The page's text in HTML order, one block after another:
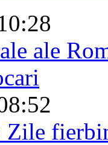
ale
Zile